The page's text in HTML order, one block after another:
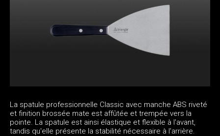
La spatule professionnelle Classic avec manche ABS riveté
et finition brossée mate est affûtée et trempée vers la
pointe. La spatule est ainsi élastique et flexible à l'avant,
tandis qu'elle présente la stabilité nécessaire à l'arrière.